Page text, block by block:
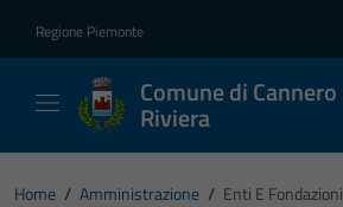
Regione Piemonte
Comune di Cannero
Riviera
Home / Amministrazione / Enti E Fondazioni